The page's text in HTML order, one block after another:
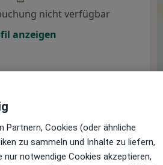
nicht verfügbar
anzeigen
Mo,
10 Aug
Di,
11 Aug
Mi,
12 Aug
Partnern, Cookies (oder ähnliche
zu sammeln und Inhalte zu liefern,
notwendige Cookies akzeptieren,